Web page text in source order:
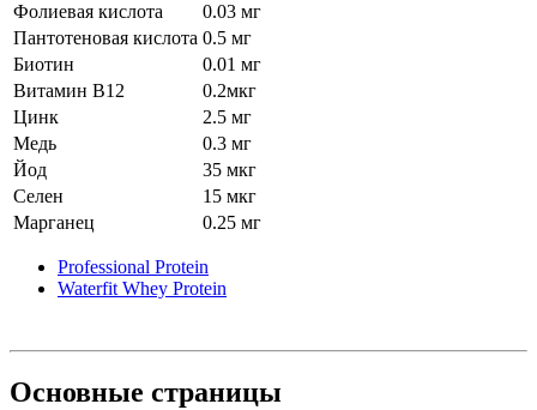
Фолиевая кислота
0.03 мг
Пантотеновая кислота 0.5 мг
Биотин
0.01 мг
Витамин В12
0.2мкг
Цинк
2.5 мг
Медь
0.3 мг
Йод
35 мкг
Селен
15 мкг
Марганец
0.25 мг
Professional Protein
Waterfit Whey Protein
Основные страницы